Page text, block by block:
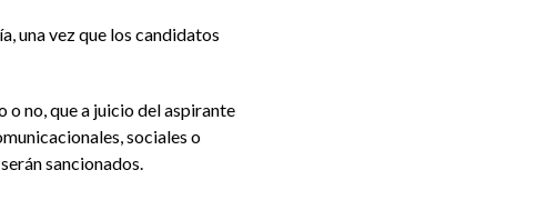
una vez que los candidatos
o no, que a juicio del aspirante
sociales o
sancionados.